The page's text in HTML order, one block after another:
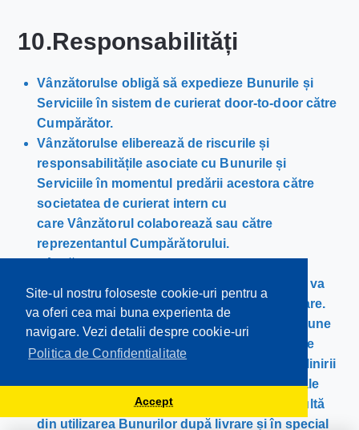
Site-ul nostru foloseste cookie-uri pentru a
va oferi cea mai buna experienta de
navigare. Vezi detalii despre cookie-uri
Politica de Confidentialitate
Accept
10.Responsabilități
Vânzătorulse obligă să expedieze Bunurile și
Serviciile în sistem de curierat door-to-door către
Cumpărător.
Vânzătorulse eliberează de riscurile și
responsabilitățile asociate cu Bunurile și
Serviciile în momentul predării acestora către
societatea de curierat intern cu
care Vânzătorul colaborează sau către
reprezentantul Cumpărătorului.
corespunzătoare a Bunurilor și Serviciilor și va
asigura transmiterea documentelor însoțitoare.
Vânzătorulnu poate fi responsabil pentru daune
de orice fel pe care Cumpărătorul sau oricare
terță parte o poate suferi ca rezultat al îndeplinirii
de către Vânzător a oricărei din obligațiile sale
conform Comenzii și pentru daune care rezultă
din utilizarea Bunurilor după livrare și în special